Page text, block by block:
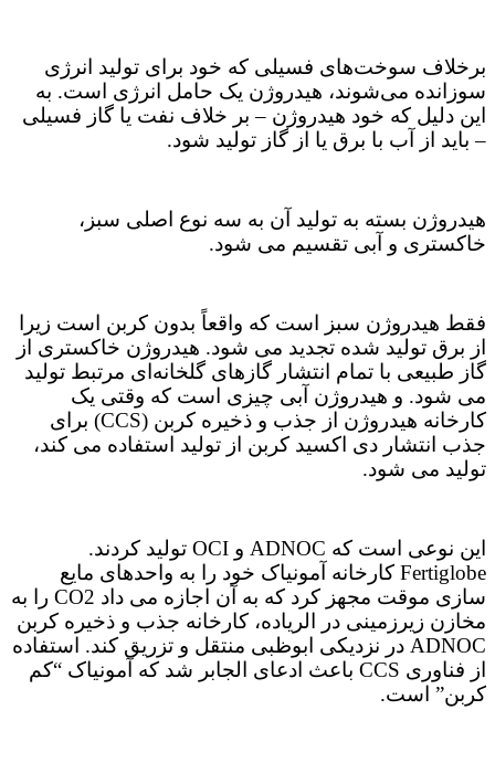
برخلاف سوخت‌های فسیلی که خود برای تولید انرژی
سوزانده می‌شوند، هیدروژن یک حامل انرژی است. به
این دلیل که خود هیدروژن – بر خلاف نفت یا گاز فسیلی
– باید از آب با برق یا از گاز تولید شود.
هیدروژن بسته به تولید آن به سه نوع اصلی سبز،
خاکستری و آبی تقسیم می شود.
فقط هیدروژن سبز است که واقعاً بدون کربن است زیرا
از برق تولید شده تجدید می شود. هیدروژن خاکستری از
گاز طبیعی با تمام انتشار گازهای گلخانه‌ای مرتبط تولید
می شود. و هیدروژن آبی چیزی است که وقتی یک
کارخانه هیدروژن از جذب و ذخیره کربن (CCS) برای
جذب انتشار دی اکسید کربن از تولید استفاده می کند،
تولید می شود.
این نوعی است که ADNOC و OCI تولید کردند.
Fertiglobe کارخانه آمونیاک خود را به واحدهای مایع
سازی موقت مجهز کرد که به آن اجازه می داد CO2 را به
مخازن زیرزمینی در الریاده، کارخانه جذب و ذخیره کربن
ADNOC در نزدیکی ابوظبی منتقل و تزریق کند. استفاده
از فناوری CCS باعث ادعای الجابر شد که آمونیاک “کم
کربن” است.